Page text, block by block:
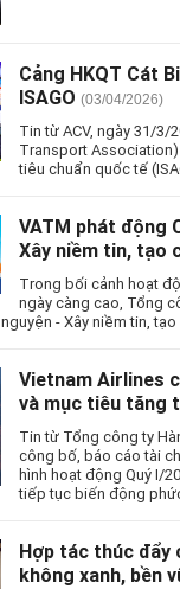
Cảng HKQT Cát
ISAGO (03/04/2026)
Tin từ ACV, ngày 31/3/
Transport
tiêu chuẩn quốc tế
VATM phát động
Xây niềm tin, tạo
Trong bối cảnh hoạt
ngày càng cao, Tổng
- Xây niềm tin,
Vietnam Airlines
và mục tiêu tăng
Tin từ Tổng công ty
công bố, báo cáo tài
hình hoạt động Quý I/
tiếp tục biến động
Hợp tác thúc đẩy
không xanh, bền